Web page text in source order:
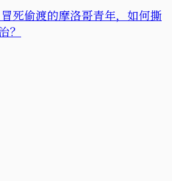
死偷渡的摩洛哥青年，如何撕
？